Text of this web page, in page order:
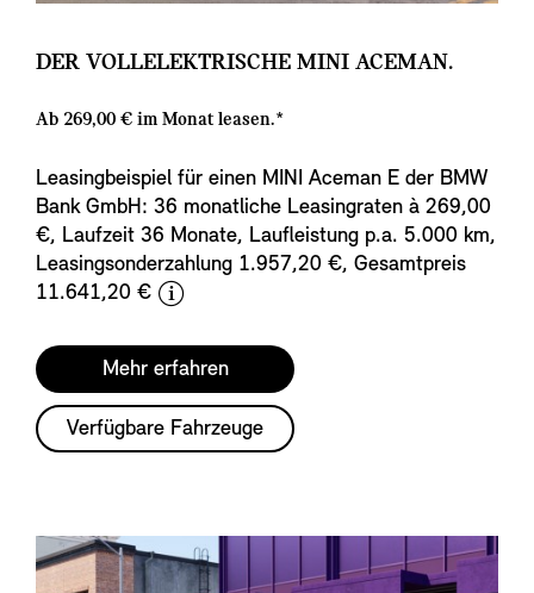
DER VOLLELEKTRISCHE MINI ACEMAN.
Ab 269,00 € im Monat leasen.*
Leasingbeispiel für einen MINI Aceman E der BMW
Bank GmbH: 36 monatliche Leasingraten à 269,00
€, Laufzeit 36 Monate, Laufleistung p.a. 5.000 km,
Leasingsonderzahlung 1.957,20 €, Gesamtpreis
11.641,20 €
s
c
l
a
r
Mehr erfahren
Verfügbare Fahrzeuge